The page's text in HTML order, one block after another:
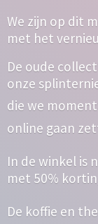
We zijn op dit
met het
De oude
onze
die we
online gaan
In de winkel is
met 50%
De koffie en